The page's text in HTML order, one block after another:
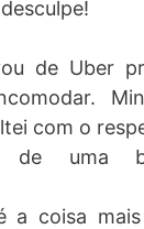
de Uber
com o
de uma
a coisa